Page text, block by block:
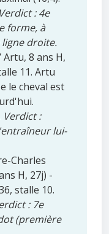
Verdict : 4e
forme, à
droite.
Artu, 8 ans H,
11. Artu
le cheval est
Verdict :
lui-
Charles
H, 27j) -
stalle 10.
: 7e
(première